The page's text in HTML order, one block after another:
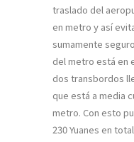
traslado del
en metro y así
sumamente
del metro está en
dos transbordos
que está a media
metro. Con esto
230 Yuanes en